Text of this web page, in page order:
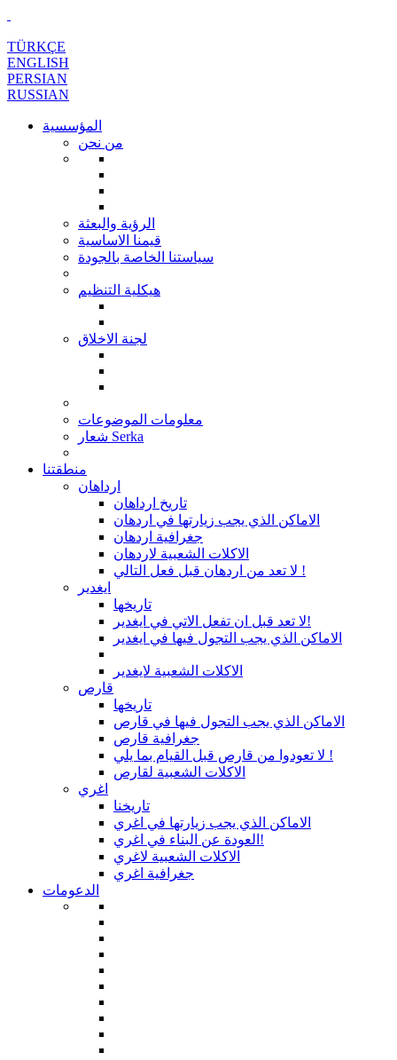
TÜRKÇE
ENGLISH
PERSIAN
RUSSIAN
المؤسسية
من نحن
الرؤية والبعثة
قيمنا الاساسية
سياستنا الخاصة بالجودة
هيكلية التنظيم
لجنة الاخلاق
معلومات الموضوعات
شعار Serka
منطقتنا
ارداهان
تاريخ ارداهان
الاماكن الذي يجب زيارتها في اردهان
جغرافية اردهان
الاكلات الشعبية لاردهان
لا تعد من اردهان قبل فعل التالي !
ايغدير
تاريخها
لا تعد قبل ان تفعل الاتي في ايغدير!
الاماكن الذي يجب التجول فيها في ايغدير
الاكلات الشعبية لايغدير
قارص
تاريخها
الاماكن الذي يجب التجول فيها في قارص
جغرافية قارص
لا تعودوا من قارص قبل القيام بما يلي !
الاكلات الشعبية لقارص
اغري
تاريخنا
الاماكن الذي يجب زيارتها في اغري
العودة عن البناء في اغري!
الاكلات الشعبية لاغري
جغرافية اغري
الدعومات